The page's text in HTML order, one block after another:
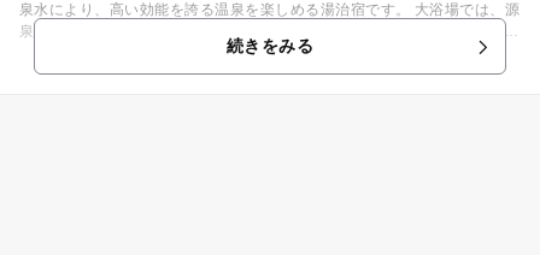
泉水により、高い効能を誇る温泉を楽しめる湯治宿です。 大浴場では、源
泉の濃度を選べて入れたり、寝湯やうたせ湯、弱酸性湯など15種類もの浴
槽を完備。強い泉質ならではの、入浴指導等を行う「入浴相談室」を館内
に備えているので、安心して体調に合わせたお好みのスタイルで温泉を楽
続きをみる